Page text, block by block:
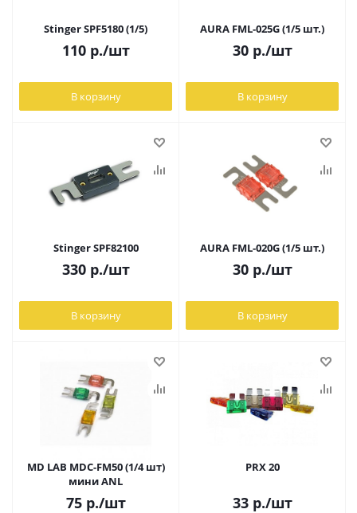
Stinger SPF5180 (1/5)
110р./шт
В корзину
AURA FML-025G (1/5 шт.)
30р./шт
В корзину
Stinger SPF82100
330р./шт
В корзину
AURA FML-020G (1/5 шт.)
30р./шт
В корзину
MD LAB MDC-FM50 (1/4 шт)
мини ANL
75р./шт
PRX 20
33р./шт